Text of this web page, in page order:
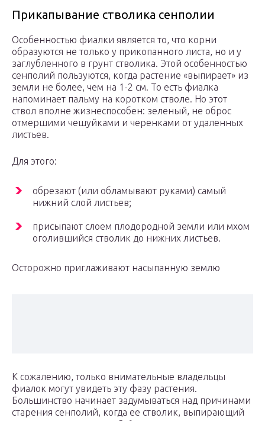
Прикапывание стволика сенполии
Особенностью фиалки является то, что корни
образуются не только у прикопанного листа, но и у
заглубленного в грунт стволика. Этой особенностью
сенполий пользуются, когда растение «выпирает» из
земли не более, чем на 1-2 см. То есть фиалка
напоминает пальму на коротком стволе. Но этот
ствол вполне жизнеспособен: зеленый, не оброс
отмершими чешуйками и черенками от удаленных
листьев.
Для этого:
обрезают (или обламывают руками) самый
нижний слой листьев;
присыпают слоем плодородной земли или мхом
оголившийся стволик до нижних листьев.
Осторожно приглаживают насыпанную землю
К сожалению, только внимательные владельцы
фиалок могут увидеть эту фазу растения.
Большинство начинает задумываться над причинами
старения сенполий, когда ее стволик, выпирающий